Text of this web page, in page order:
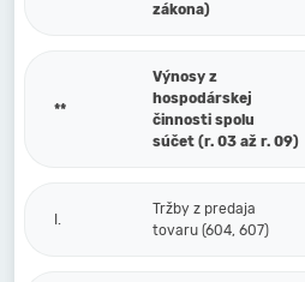
zákona)
**
Výnosy z
hospodárskej
činnosti spolu
súčet (r. 03 až r. 09)
I.
Tržby z predaja
tovaru (604, 607)